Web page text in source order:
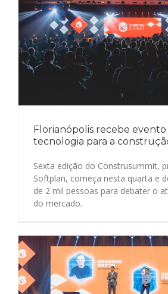
Florianópolis recebe
tecnologia para a
Sexta edição do Construsummit,
Softplan, começa nesta quarta e
de 2 mil pessoas para debater o
do mercado.